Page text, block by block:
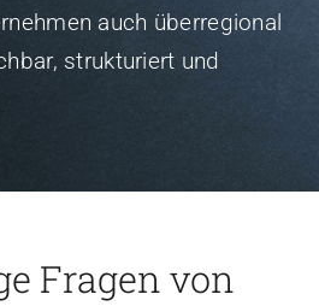
auch überregional
strukturiert und
Fragen von